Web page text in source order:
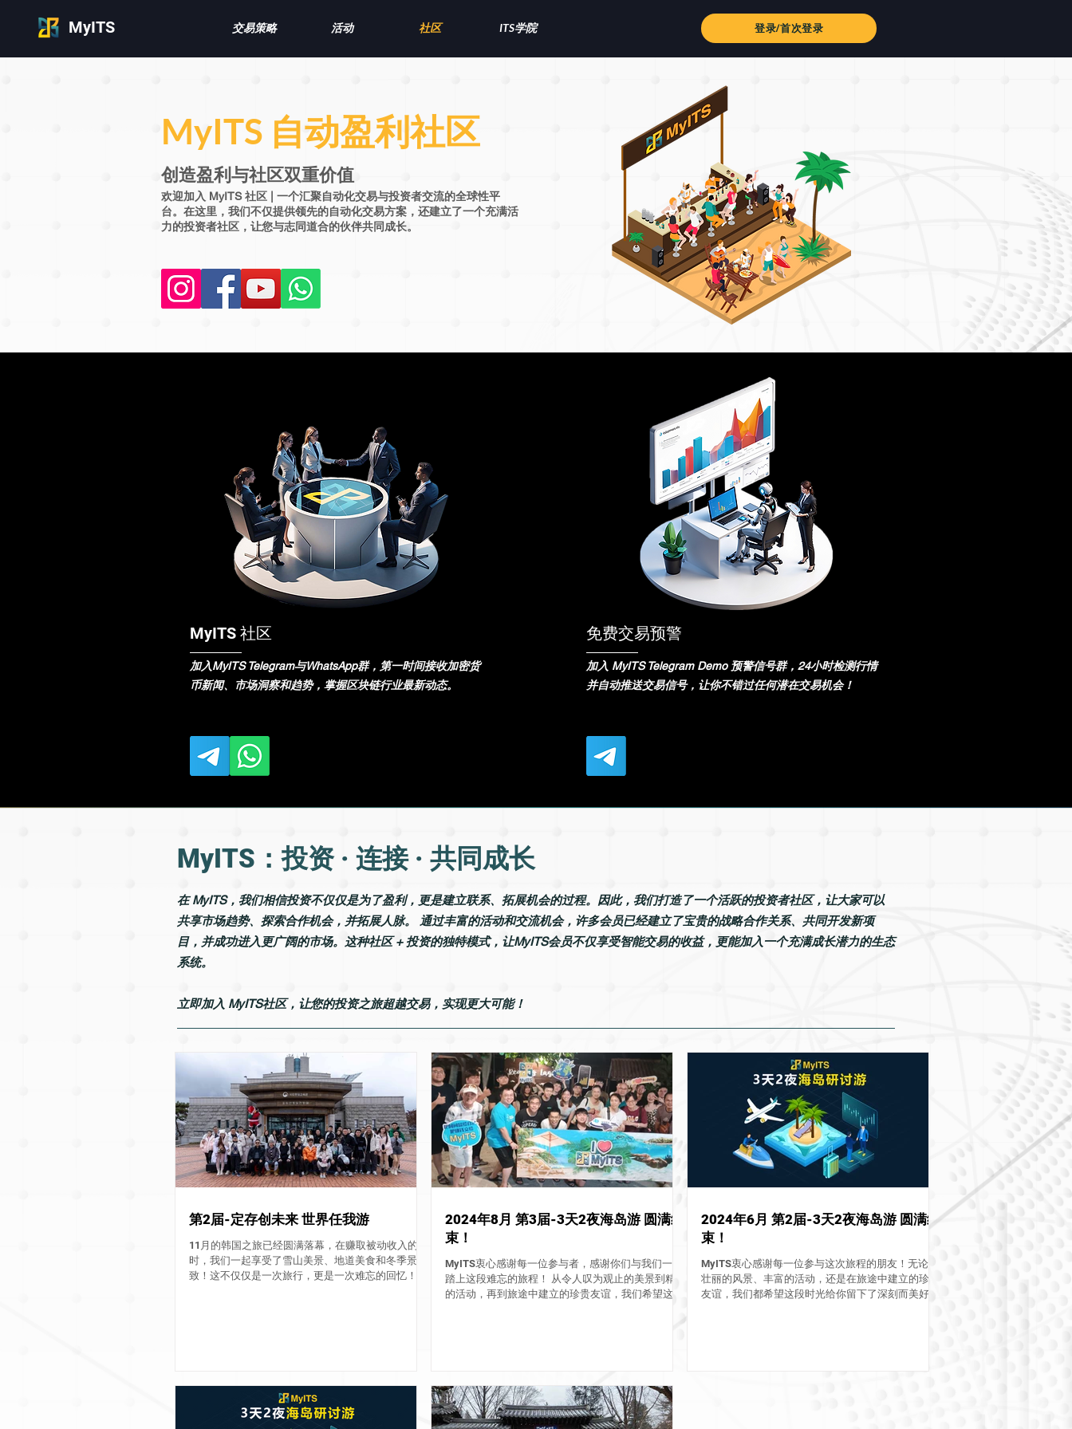
MyITS 交易策略 活动 社区 ITS学院 登录/首次登录
MyITS 自动盈利社区
创造盈利与社区双重价值
欢迎加入 MyITS 社区 | 一个汇聚自动化交易与投资者交流的全球性平
台。在这里，我们不仅提供领先的自动化交易方案，还建立了一个充满活
力的投资者社区，让您与志同道合的伙伴共同成长。
MyITS 社区
加入MyITS Telegram与WhatsApp群，第一时间接收加密货
币新闻、市场洞察和趋势，掌握区块链行业最新动态。
免费交易预警
加入 MyITS Telegram Demo 预警信号群，24小时检测行情
并自动推送交易信号，让你不错过任何潜在交易机会！
MyITS：投资 · 连接 · 共同成长
在 MyITS，我们相信投资不仅仅是为了盈利，更是建立联系、拓展机会的过程。因此，我们打造了一个活跃的投资者社区，让大家可以
共享市场趋势、探索合作机会，并拓展人脉。 通过丰富的活动和交流机会，许多会员已经建立了宝贵的战略合作关系、共同开发新项
目，并成功进入更广阔的市场。这种社区 + 投资的独特模式，让MyITS会员不仅享受智能交易的收益，更能加入一个充满成长潜力的生态
系统。
立即加入 MyITS社区，让您的投资之旅超越交易，实现更大可能！
第2届-定存创未来 世界任我游
11月的韩国之旅已经圆满落幕，在赚取被动收入的同
时，我们一起享受了雪山美景、地道美食和冬季景
致！这不仅仅是一次旅行，更是一次难忘的回忆！ 让
2024年8月 第3届-3天2夜海岛游 圆满结
束！
MyITS衷心感谢每一位参与者，感谢你们与我们一同
踏上这段难忘的旅程！ 从令人叹为观止的美景到精彩
的活动，再到旅途中建立的珍贵友谊，我们希望这些
2024年6月 第2届-3天2夜海岛游 圆满结
束！
MyITS衷心感谢每一位参与这次旅程的朋友！无论是
壮丽的风景、丰富的活动，还是在旅途中建立的珍贵
友谊，我们都希望这段时光给你留下了深刻而美好的